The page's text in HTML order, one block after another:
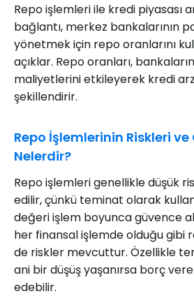
Repo işlemleri ile kredi piyasası
bağlantı, merkez bankalarının
yönetmek için repo oranlarını
açıklar. Repo oranları,
maliyetlerini etkileyerek kredi
şekillendirir.
Repo İşlemlerinin Riskleri
Nelerdir?
Repo işlemleri genellikle düşük
edilir, çünkü teminat olarak
değeri işlem boyunca güvence
her finansal işlemde olduğu gibi
de riskler mevcuttur. Özellikle
ani bir düşüş yaşanırsa borç
edebilir.